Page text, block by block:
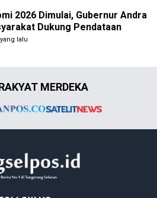
2026 Dimulai, Gubernur Andra
Dukung Pendataan
lalu
MERDEKA